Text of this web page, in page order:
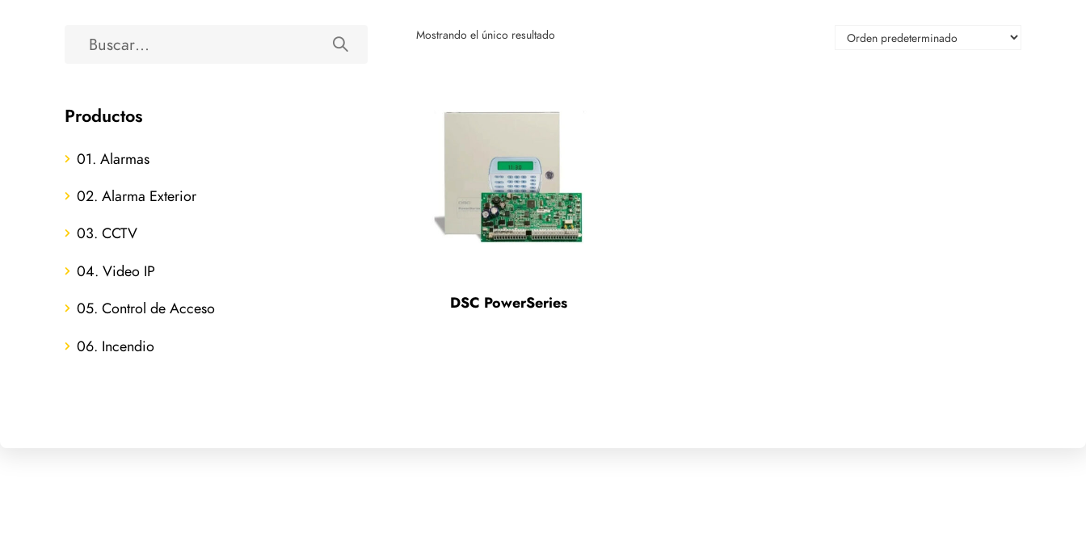
Productos
01. Alarmas
02. Alarma Exterior
03. CCTV
04. Video IP
05. Control de Acceso
06. Incendio
Mostrando el único resultado
DSC PowerSeries